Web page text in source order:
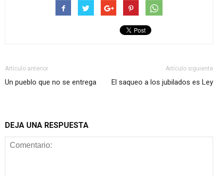
Artículo anterior
Un pueblo que no se entrega
Artículo siguiente
El saqueo a los jubilados es Ley
DEJA UNA RESPUESTA